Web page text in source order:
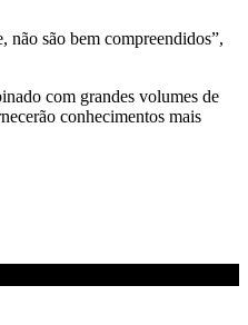
não são bem compreendidos”,
com grandes volumes de
conhecimentos mais